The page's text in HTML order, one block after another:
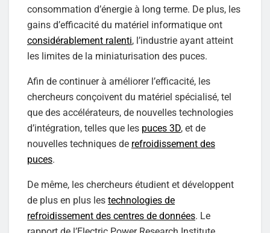
consommation d’énergie à long terme. De plus, les
gains d’efficacité du matériel informatique ont
considérablement ralenti, l’industrie ayant atteint
les limites de la miniaturisation des puces.
Afin de continuer à améliorer l’efficacité, les
chercheurs conçoivent du matériel spécialisé, tel
que des accélérateurs, de nouvelles technologies
d’intégration, telles que les puces 3D, et de
nouvelles techniques de refroidissement des
puces.
De même, les chercheurs étudient et développent
de plus en plus les technologies de
refroidissement des centres de données. Le